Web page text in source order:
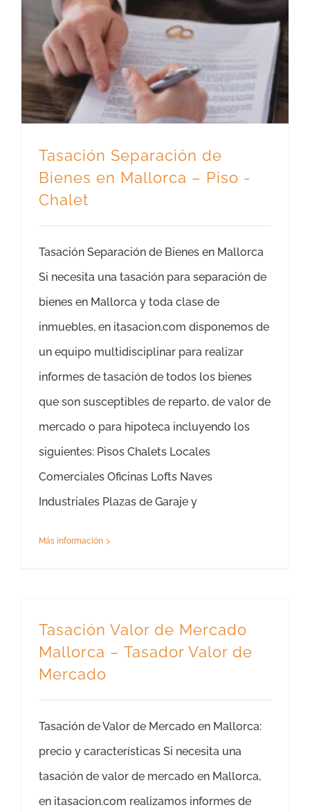
Tasación Separación de
Bienes en Mallorca – Piso -
Chalet
Tasación Separación de Bienes en Mallorca
Si necesita una tasación para separación de
bienes en Mallorca y toda clase de
inmuebles, en itasacion.com disponemos de
un equipo multidisciplinar para realizar
informes de tasación de todos los bienes
que son susceptibles de reparto, de valor de
mercado o para hipoteca incluyendo los
siguientes: Pisos Chalets Locales
Comerciales Oficinas Lofts Naves
Industriales Plazas de Garaje y
Más información
Tasación Valor de Mercado
Mallorca – Tasador Valor de
Mercado
Tasación de Valor de Mercado en Mallorca:
precio y características Si necesita una
tasación de valor de mercado en Mallorca,
en itasacion.com realizamos informes de